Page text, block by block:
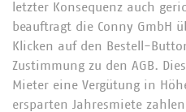
letzter Konsequenz auch
beauftragt die Conny GmbH
Klicken auf den Bestell-
Zustimmung zu den AGB.
Mieter eine Vergütung in
ersparten Jahresmiete